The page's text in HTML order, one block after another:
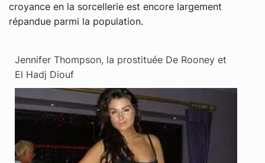
croyance en la sorcellerie est encore largement
répandue parmi la population.
Jennifer Thompson, la prostituée De Rooney et
El Hadj Diouf